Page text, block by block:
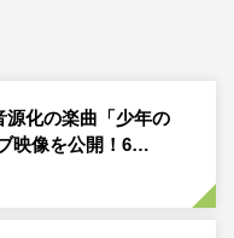
ーオム」の意味とな
い」をカラフルかつポ
TOUR」を敢行中
とのできるツアーに
化の楽曲「少年の
映像を公開！6…